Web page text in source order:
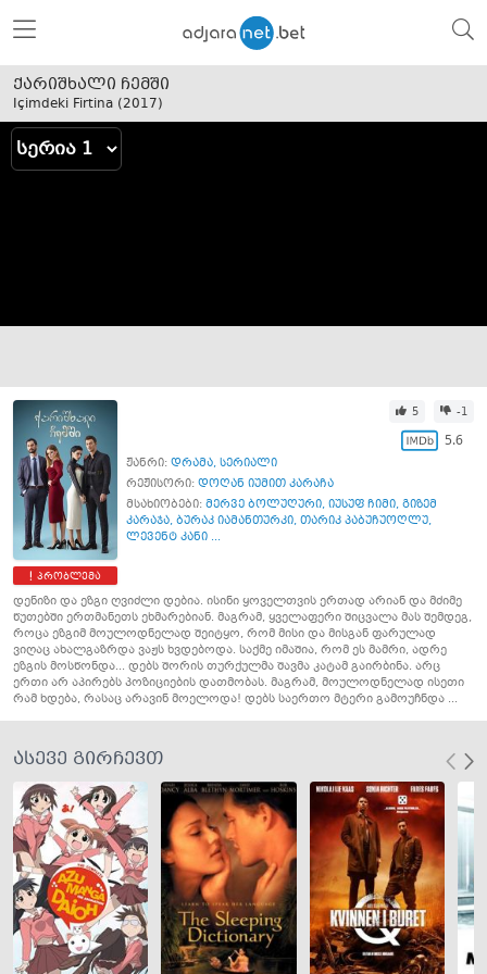
ქარიშხალი ჩემში
Içimdeki Firtina (2017)
პრობლემა
5 -1
5.6
ჟანრი: დრამა, სერიალი
რეჟისორი: დოღან იუმით კარაჩა
მსახიობები: მერვე ბოლუღური, იუსუფ ჩიმი, გიზემ
კარაჯა, ბურაკ იამანთურკი, თარიკ პაბუჩუოღლუ,
ლევენტ კანი ...
დენიზი და ეზგი ღვიძლი დებია. ისინი ყოველთვის ერთად არიან და მძიმე
წუთებში ერთმანეთს ეხმარებიან. მაგრამ, ყველაფერი შიცვალა მას შემდეგ,
როცა ეზგიმ მოულოდნელად შეიტყო, რომ მისი და მისგან ფარულად
ვიღაც ახალგაზრდა ვაჟს ხვდებოდა. საქმე იმაშია, რომ ეს მამრი, ადრე
ეზგის მოსწონდა... დებს შორის თურქულმა შავმა კატამ გაირბინა. არც
ერთი არ აპირებს პოზიციების დათმობას. მაგრამ, მოულოდნელად ისეთი
რამ ხდება, რასაც არავინ მოელოდა! დებს საერთო მტერი გამოუჩნდა ...
ასევე გირჩევთ